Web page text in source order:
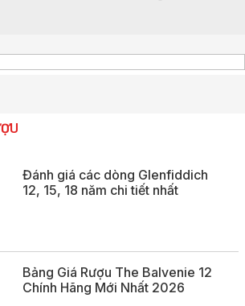
Đánh giá các dòng Glenfiddich
12, 15, 18 năm chi tiết nhất
Bảng Giá Rượu The Balvenie 12
Chính Hãng Mới Nhất 2026